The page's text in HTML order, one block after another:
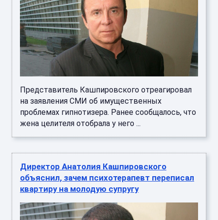
Представитель Кашпировского отреагировал
на заявления СМИ об имущественных
проблемах гипнотизера. Ранее сообщалось, что
жена целителя отобрала у него ...
Директор Анатолия Кашпировского
объяснил, зачем психотерапевт переписал
квартиру на молодую супругу